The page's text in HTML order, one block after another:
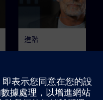
進階
Test de prérequis en ligne
cours